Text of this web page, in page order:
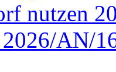
nutzen
2026/AN/